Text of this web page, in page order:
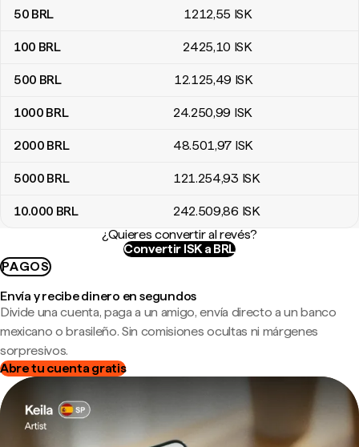
50 BRL 1212,55 ISK
100 BRL 2425,10 ISK
500 BRL 12.125,49 ISK
1000 BRL 24.250,99 ISK
2000 BRL 48.501,97 ISK
5000 BRL 121.254,93 ISK
10.000 BRL 242.509,86 ISK
¿Quieres convertir al revés?
Convertir ISK a BRL
PAGOS
Envía y recibe dinero en segundos
Divide una cuenta, paga a un amigo, envía directo a un banco
mexicano o brasileño. Sin comisiones ocultas ni márgenes
sorpresivos.
Abre tu cuenta gratis